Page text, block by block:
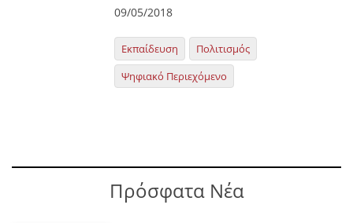
09/05/2018
Εκπαίδευση
Πολιτισμός
Ψηφιακό Περιεχόμενο
Πρόσφατα Νέα